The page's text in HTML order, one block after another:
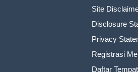
Site
Disclosure
Privacy
Registrasi
Daftar